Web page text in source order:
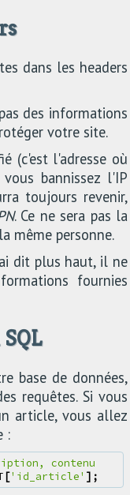
dans les headers
des informations
votre site.
(c'est l'adresse où
bannissez l'IP
toujours revenir,
. Ce ne sera pas la
même personne.
dit plus haut, il ne
fournies
base de données,
requêtes. Si vous
article, vous allez
:
contenu
['id_article' ];